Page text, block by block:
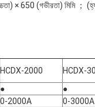
× 650 (গভীরতা) মিমি ；
HCDX-2000 HCDX-
● ●
0-2000A 0-3000A